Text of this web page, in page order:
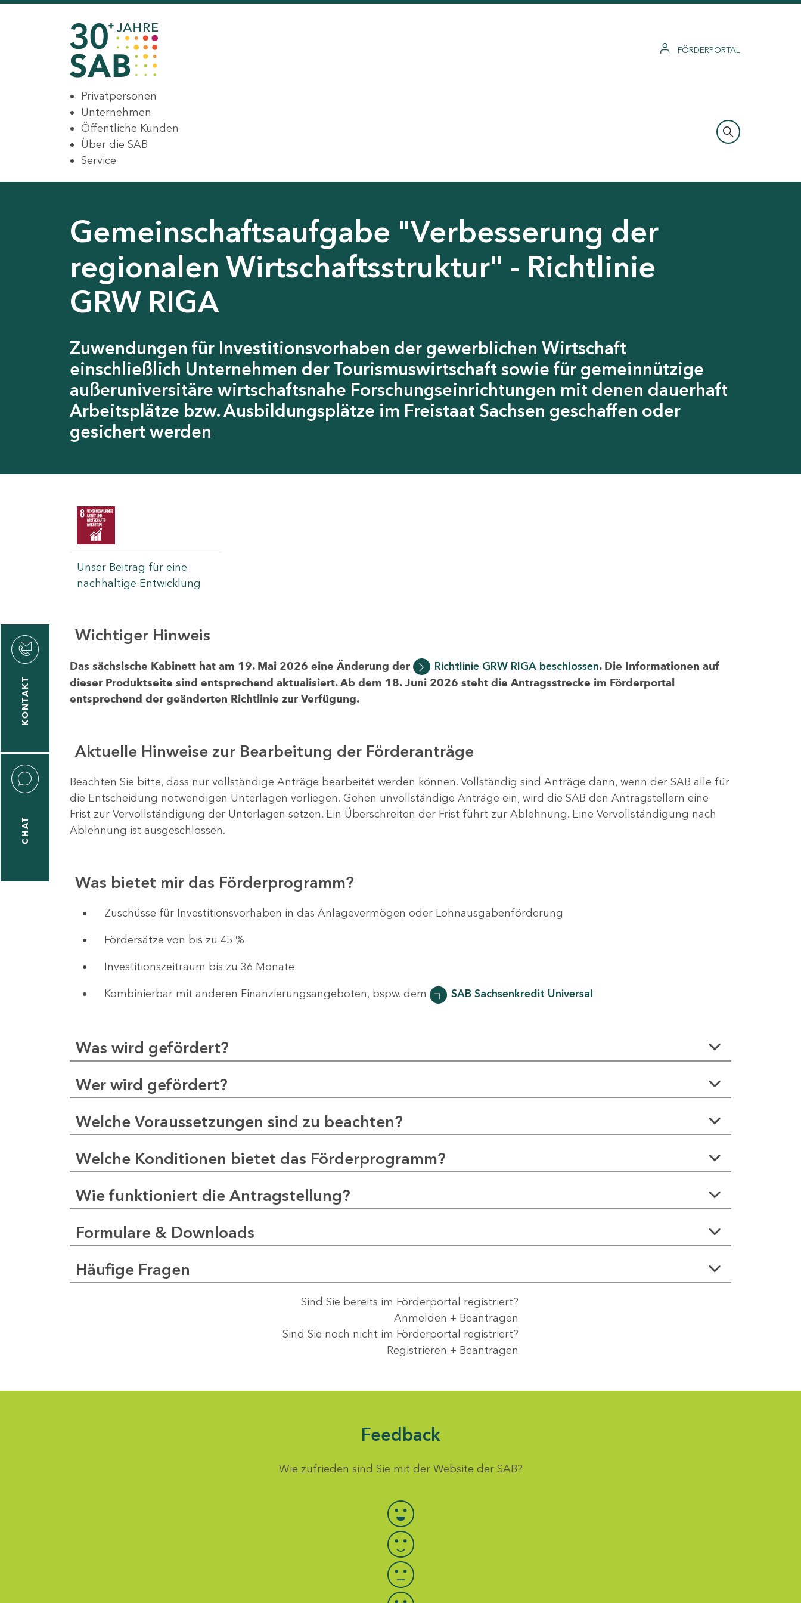
FÖRDERPORTAL
Privatpersonen
Unternehmen
Öffentliche Kunden
Über die SAB
Service
Gemeinschaftsaufgabe "Verbesserung der
regionalen Wirtschaftsstruktur" - Richtlinie
GRW RIGA
Zuwendungen für Investitionsvorhaben der gewerblichen Wirtschaft
einschließlich Unternehmen der Tourismuswirtschaft sowie für gemeinnützige
außeruniversitäre wirtschaftsnahe Forschungseinrichtungen mit denen dauerhaft
Arbeitsplätze bzw. Ausbildungsplätze im Freistaat Sachsen geschaffen oder
gesichert werden
Unser Beitrag für eine
nachhaltige Entwicklung
KONTAKT
CHAT
Wichtiger Hinweis
Das sächsische Kabinett hat am 19. Mai 2026 eine Änderung der Richtlinie GRW RIGA beschlossen. Die Informationen auf
dieser Produktseite sind entsprechend aktualisiert. Ab dem 18. Juni 2026 steht die Antragsstrecke im Förderportal
entsprechend der geänderten Richtlinie zur Verfügung.
Aktuelle Hinweise zur Bearbeitung der Förderanträge
Beachten Sie bitte, dass nur vollständige Anträge bearbeitet werden können. Vollständig sind Anträge dann, wenn der SAB alle für
die Entscheidung notwendigen Unterlagen vorliegen. Gehen unvollständige Anträge ein, wird die SAB den Antragstellern eine
Frist zur Vervollständigung der Unterlagen setzen. Ein Überschreiten der Frist führt zur Ablehnung. Eine Vervollständigung nach
Ablehnung ist ausgeschlossen.
Was bietet mir das Förderprogramm?
​​​​​​Zuschüsse für Investitionsvorhaben in das Anlagevermögen oder Lohnausgabenförderung
Fördersätze von bis zu 45 %
Investitionszeitraum bis zu 36 Monate
Kombinierbar mit anderen Finanzierungsangeboten, bspw. dem SAB Sachsenkredit Universal
Was wird gefördert?
Wer wird gefördert?
Welche Voraussetzungen sind zu beachten?
Welche Konditionen bietet das Förderprogramm?
Wie funktioniert die Antragstellung?
Formulare & Downloads
Häufige Fragen
Sind Sie bereits im Förderportal registriert?
Anmelden + Beantragen
Sind Sie noch nicht im Förderportal registriert?
Registrieren + Beantragen
Feedback
Wie zufrieden sind Sie mit der Website der SAB?
Bewertung auswählen